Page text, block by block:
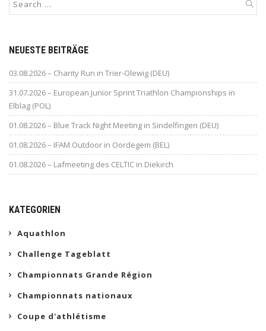
NEUESTE BEITRÄGE
03.08.2026 – Charity Run in Trier-Olewig (DEU)
31.07.2026 – European Junior Sprint Triathlon Championships in
Elblag (POL)
01.08.2026 – Blue Track Night Meeting in Sindelfingen (DEU)
01.08.2026 – IFAM Outdoor in Oordegem (BEL)
01.08.2026 – Lafmeeting des CELTIC in Diekirch
KATEGORIEN
Aquathlon
Challenge Tageblatt
Championnats Grande Région
Championnats nationaux
Coupe d'athlétisme